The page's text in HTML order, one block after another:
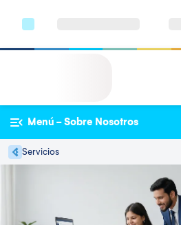
Menú - Sobre Nosotros
Servicios